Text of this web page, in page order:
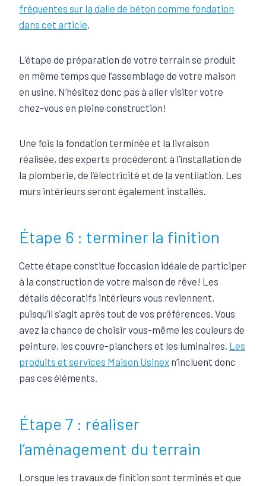
fréquentes sur la dalle de béton comme fondation
dans cet article.
L’étape de préparation de votre terrain se produit
en même temps que l’assemblage de votre maison
en usine. N’hésitez donc pas à aller visiter votre
chez-vous en pleine construction!
Une fois la fondation terminée et la livraison
réalisée, des experts procéderont à l’installation de
la plomberie, de l’électricité et de la ventilation. Les
murs intérieurs seront également installés.
Étape 6 : terminer la finition
Cette étape constitue l’occasion idéale de participer
à la construction de votre maison de rêve! Les
détails décoratifs intérieurs vous reviennent,
puisqu’il s’agit après tout de vos préférences. Vous
avez la chance de choisir vous-même les couleurs de
peinture, les couvre-planchers et les luminaires. Les
produits et services Maison Usinex n’incluent donc
pas ces éléments.
Étape 7 : réaliser
l’aménagement du terrain
Lorsque les travaux de finition sont terminés et que